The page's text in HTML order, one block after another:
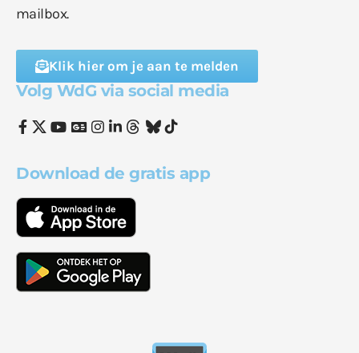
mailbox.
Klik hier om je aan te melden
Volg WdG via social media
Download de gratis app